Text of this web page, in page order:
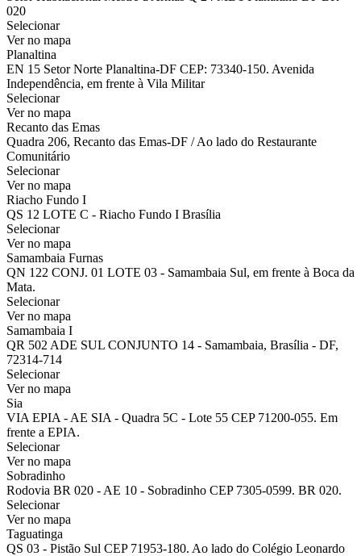
020
Selecionar
Ver no mapa
Planaltina
EN 15 Setor Norte Planaltina-DF CEP: 73340-150. Avenida
Independência, em frente à Vila Militar
Selecionar
Ver no mapa
Recanto das Emas
Quadra 206, Recanto das Emas-DF / Ao lado do Restaurante
Comunitário
Selecionar
Ver no mapa
Riacho Fundo I
QS 12 LOTE C - Riacho Fundo I Brasília
Selecionar
Ver no mapa
Samambaia Furnas
QN 122 CONJ. 01 LOTE 03 - Samambaia Sul, em frente à Boca da
Mata.
Selecionar
Ver no mapa
Samambaia I
QR 502 ADE SUL CONJUNTO 14 - Samambaia, Brasília - DF,
72314-714
Selecionar
Ver no mapa
Sia
VIA EPIA - AE SIA - Quadra 5C - Lote 55 CEP 71200-055. Em
frente a EPIA.
Selecionar
Ver no mapa
Sobradinho
Rodovia BR 020 - AE 10 - Sobradinho CEP 7305-0599. BR 020.
Selecionar
Ver no mapa
Taguatinga
QS 03 - Pistão Sul CEP 71953-180. Ao lado do Colégio Leonardo